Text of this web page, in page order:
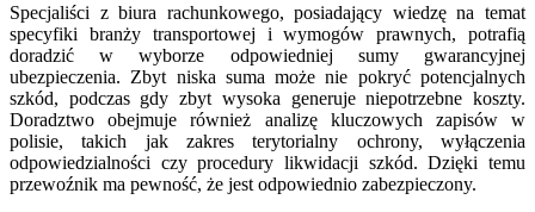
Specjaliści z biura rachunkowego, posiadający wiedzę na temat
specyfiki branży transportowej i wymogów prawnych, potrafią
doradzić w wyborze odpowiedniej sumy gwarancyjnej
ubezpieczenia. Zbyt niska suma może nie pokryć potencjalnych
szkód, podczas gdy zbyt wysoka generuje niepotrzebne koszty.
Doradztwo obejmuje również analizę kluczowych zapisów w
polisie, takich jak zakres terytorialny ochrony, wyłączenia
odpowiedzialności czy procedury likwidacji szkód. Dzięki temu
przewoźnik ma pewność, że jest odpowiednio zabezpieczony.